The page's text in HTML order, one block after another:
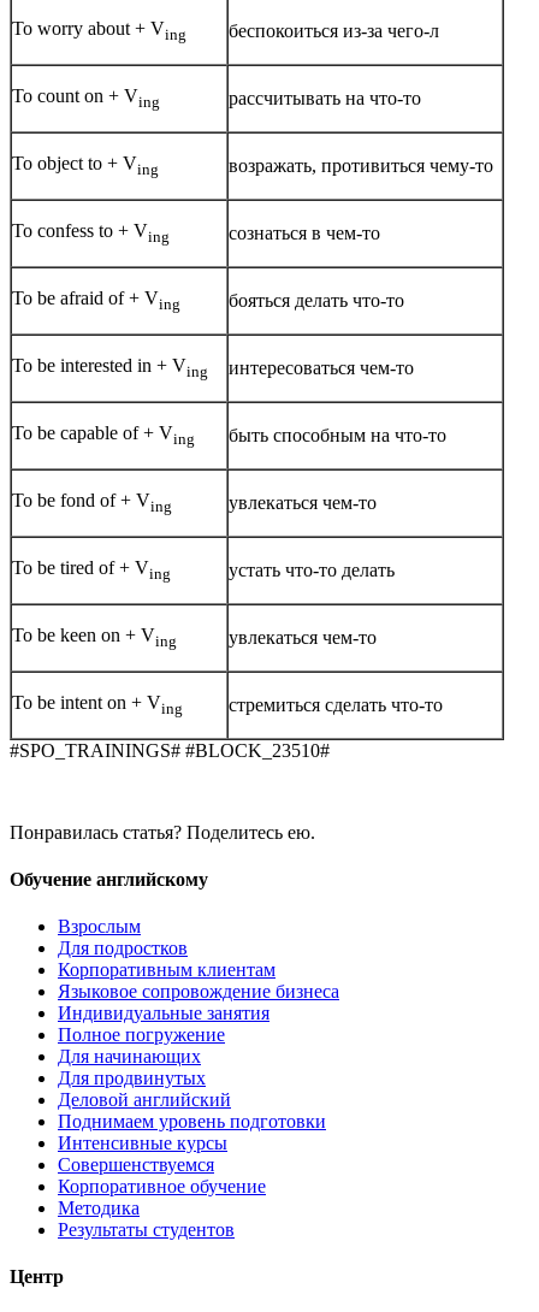
To worry about + Ving беспокоиться из-за чего-л
To count on + Ving рассчитывать на что-то
To object to + Ving возражать, противиться чему-то
To confess to + Ving сознаться в чем-то
To be afraid of + Ving бояться делать что-то
To be interested in + Ving интересоваться чем-то
To be capable of + Ving быть способным на что-то
To be fond of + Ving увлекаться чем-то
To be tired of + Ving устать что-то делать
To be keen on + Ving увлекаться чем-то
To be intent on + Ving стремиться сделать что-то
#SPO_TRAININGS# #BLOCK_23510#
Понравилась статья? Поделитесь ею.
Обучение английскому
Взрослым
Для подростков
Корпоративным клиентам
Языковое сопровождение бизнеса
Индивидуальные занятия
Полное погружение
Для начинающих
Для продвинутых
Деловой английский
Поднимаем уровень подготовки
Интенсивные курсы
Совершенствуемся
Корпоративное обучение
Методика
Результаты студентов
Центр